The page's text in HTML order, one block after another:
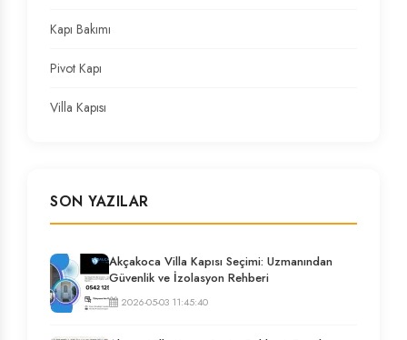
Kapı Bakımı
Pivot Kapı
Villa Kapısı
SON YAZILAR
Akçakoca Villa Kapısı Seçimi: Uzmanından
Güvenlik ve İzolasyon Rehberi
2026-05-03 11:45:40